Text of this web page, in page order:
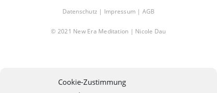
Cookie-Zustimmung
Datenschutz | Impressum | AGB
© 2021 New Era Meditation | Nicole Dau